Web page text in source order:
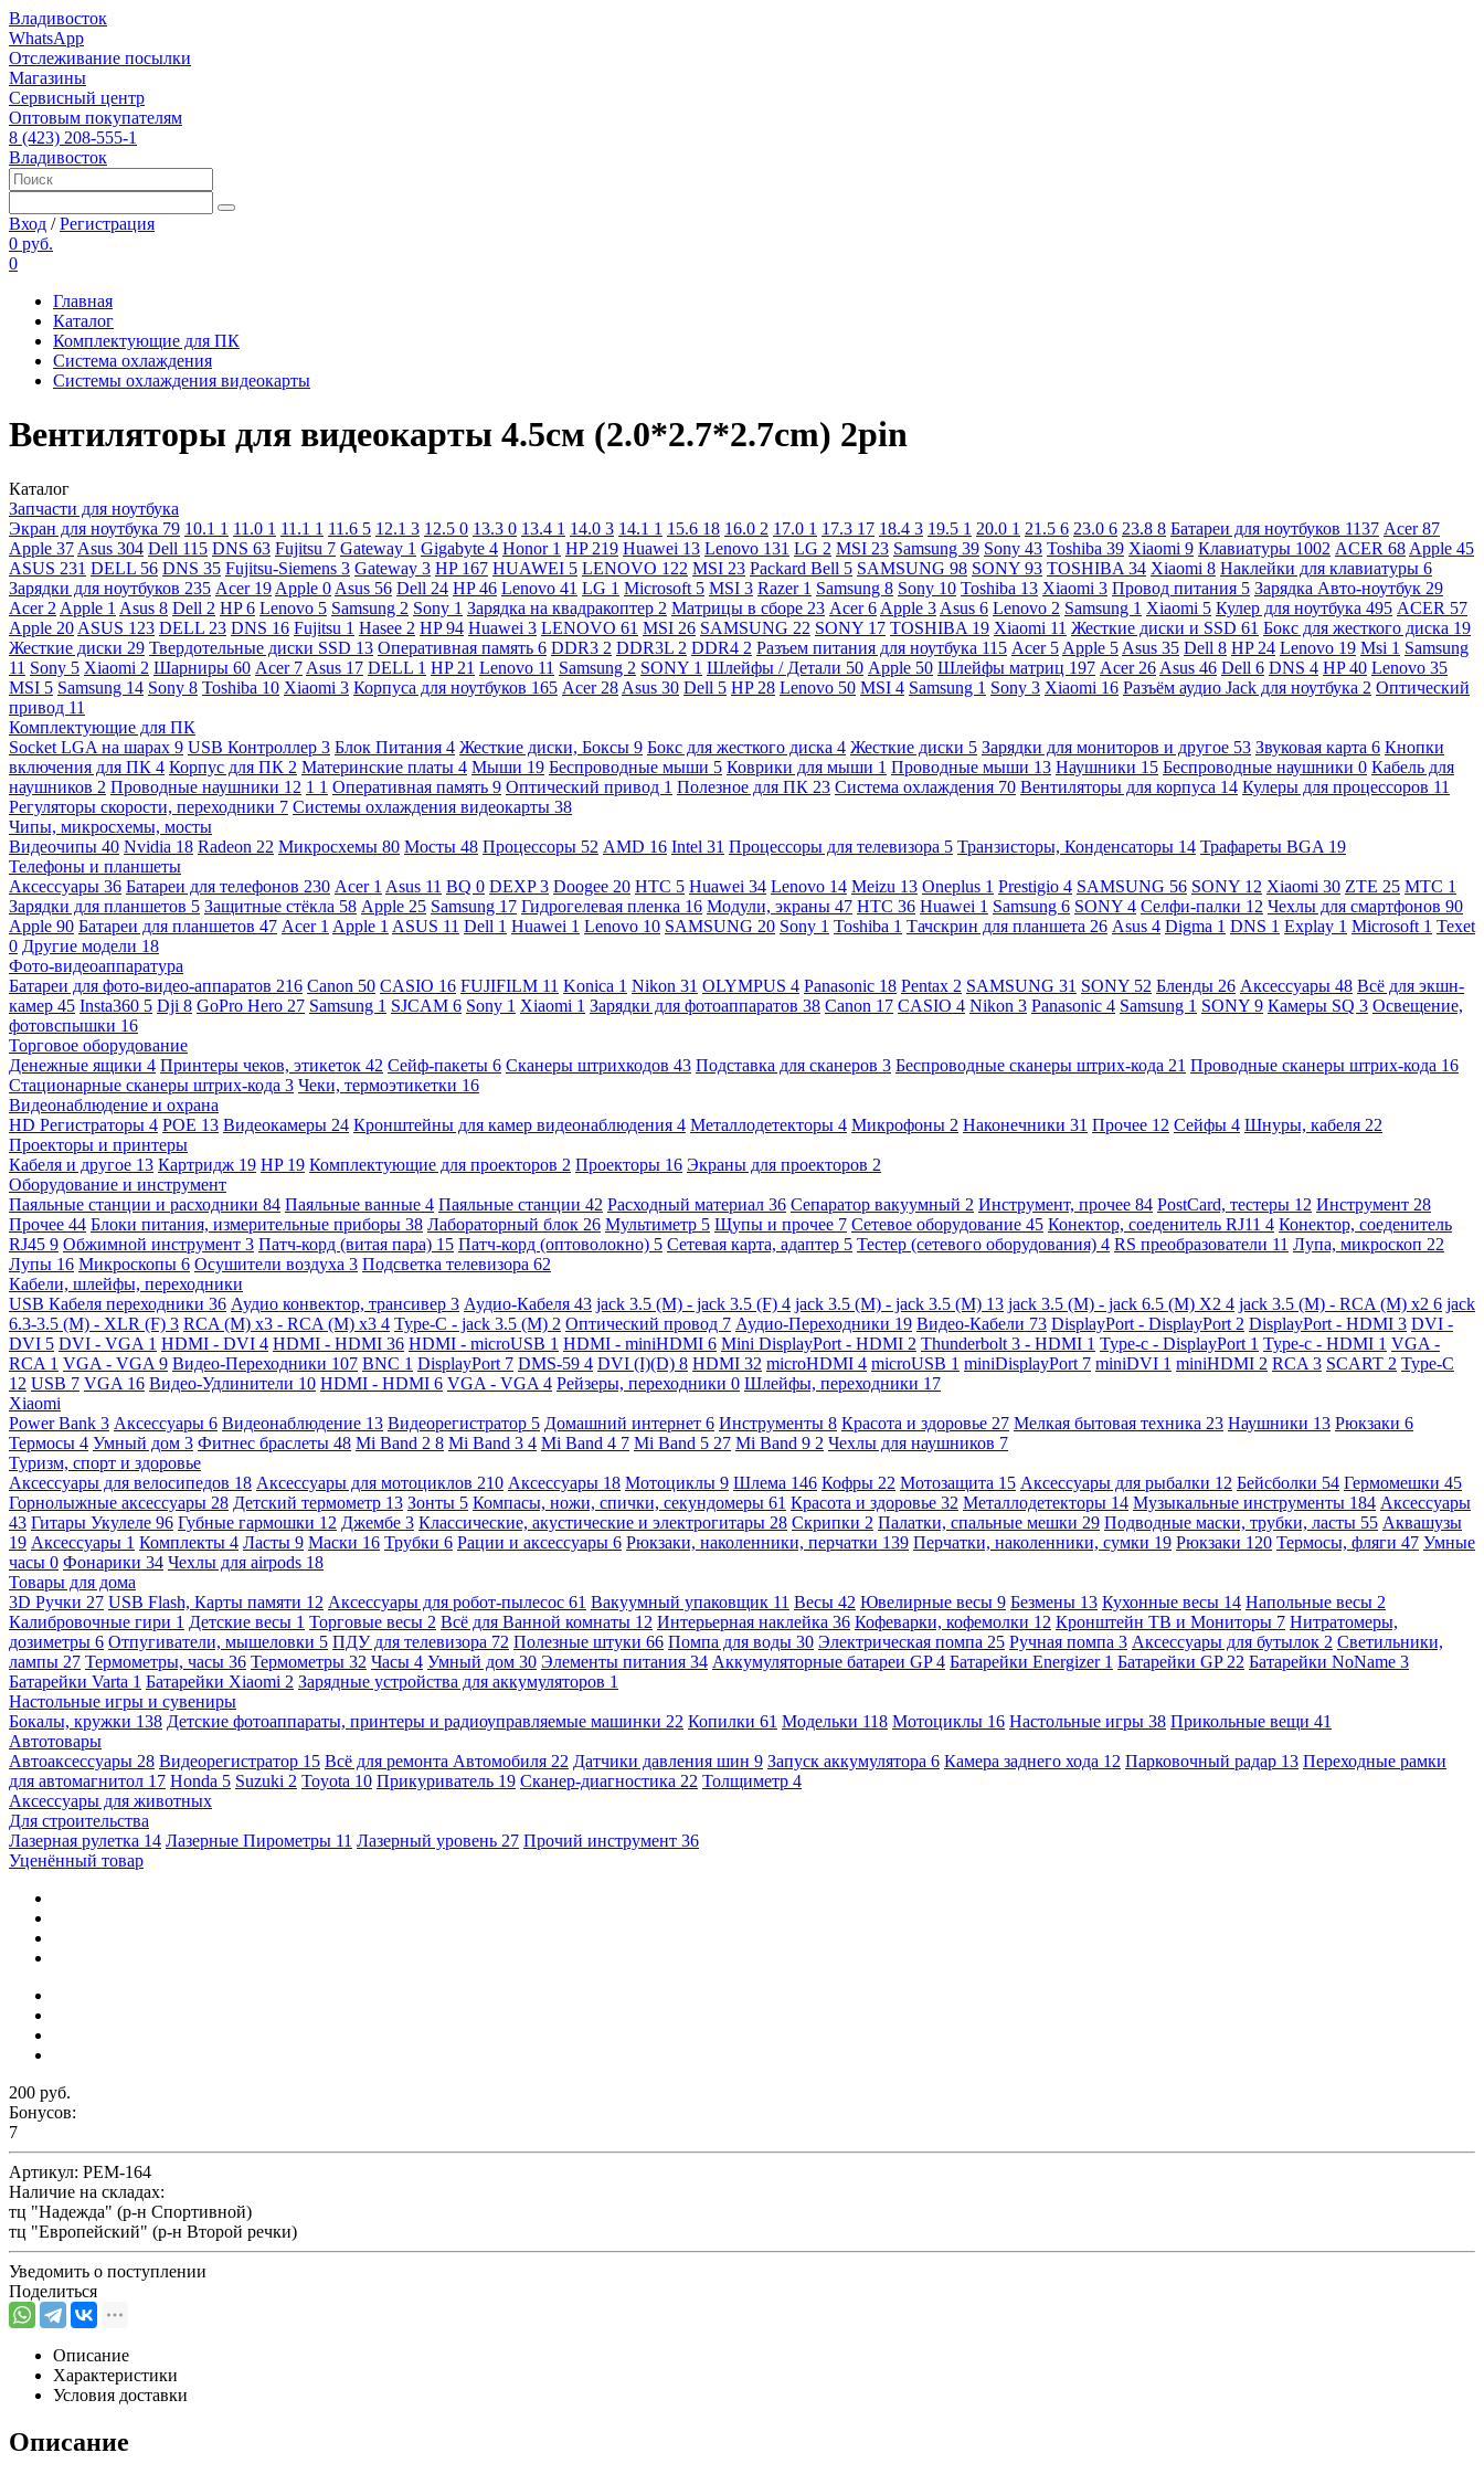
Владивосток
WhatsApp
Отслеживание посылки
Магазины
Сервисный центр
Оптовым покупателям
8 (423) 208-555-1
Владивосток
Вход /Регистрация
0 руб.
0
Главная
Каталог
Комплектующие для ПК
Система охлаждения
Системы охлаждения видеокарты
Вентиляторы для видеокарты 4.5см (2.0*2.7*2.7cm) 2pin
Каталог
Запчасти для ноутбука
Экран для ноутбука 79 10.1 1 11.0 1 11.1 1 11.6 5 12.1 3 12.5 0 13.3 0 13.4 1 14.0 3 14.1 1 15.6 18 16.0 2 17.0 1 17.3 17 18.4 3 19.5 1 20.0 1 21.5 6 23.0 6 23.8 8 Батареи для ноутбуков 1137 Acer87
Apple 37 Asus 304 Dell 115 DNS 63 Fujitsu 7 Gateway 1 Gigabyte 4 Honor 1 HP 219 Huawei 13 Lenovo 131 LG 2 MSI 23 Samsung 39 Sony 43 Toshiba 39 Xiaomi 9 Клавиатуры 1002 ACER 68 Apple 45
ASUS 231 DELL 56 DNS 35 Fujitsu-Siemens 3 Gateway 3 HP 167 HUAWEI 5 LENOVO 122 MSI 23 Packard Bell 5 SAMSUNG 98 SONY 93 TOSHIBA 34 Xiaomi 8 Наклейки для клавиатуры 6
Зарядки для ноутбуков 235 Acer 19 Apple 0 Asus 56 Dell 24 HP46 Lenovo 41 LG 1 Microsoft 5 MSI 3 Razer 1 Samsung 8 Sony 10 Toshiba 13 Xiaomi 3 Провод питания 5 Зарядка Авто-ноутбук 29
Acer 2 Apple 1 Asus 8 Dell 2 HP6 Lenovo 5 Samsung 2 Sony 1 Зарядка на квадракоптер 2 Матрицы в сборе 23 Acer6 Apple 3 Asus 6 Lenovo 2 Samsung 1 Xiaomi 5 Кулер для ноутбука 495 ACER 57
Apple 20 ASUS 123 DELL 23 DNS 16 Fujitsu 1 Hasee 2 HP94 Huawei 3 LENOVO 61 MSI 26 SAMSUNG 22 SONY 17 TOSHIBA 19 Xiaomi 11 Жесткие диски и SSD 61 Бокс для жесткого диска 19
Жесткие диски 29 Твердотельные диски SSD 13 Оперативная память 6 DDR3 2 DDR3L 2 DDR4 2 Разъем питания для ноутбука 115 Acer 5 Apple 5 Asus 35 Dell 8 HP 24 Lenovo 19 Msi 1 Samsung
11 Sony 5 Xiaomi 2 Шарниры 60 Acer 7 Asus 17 DELL 1 HP 21 Lenovo 11 Samsung 2 SONY 1 Шлейфы / Детали 50 Apple 50 Шлейфы матриц 197 Acer 26 Asus 46 Dell 6 DNS 4 HP40 Lenovo 35
MSI 5 Samsung 14 Sony 8 Toshiba 10 Xiaomi 3 Корпуса для ноутбуков 165 Acer 28 Asus 30 Dell 5 HP 28 Lenovo 50 MSI 4 Samsung 1 Sony 3 Xiaomi 16 Разъём аудио Jack для ноутбука 2 Оптический
привод 11
Комплектующие для ПК
Socket LGA на шарах 9 USB Контроллер 3 Блок Питания 4 Жесткие диски, Боксы 9 Бокс для жесткого диска 4 Жесткие диски 5 Зарядки для мониторов и другое 53 Звуковая карта 6 Кнопки
включения для ПК 4 Корпус для ПК 2 Материнские платы 4 Мыши 19 Беспроводные мыши 5 Коврики для мыши 1 Проводные мыши 13 Наушники 15 Беспроводные наушники 0 Кабель для
наушников 2 Проводные наушники 12 1 1 Оперативная память 9 Оптический привод 1 Полезное для ПК 23 Система охлаждения 70 Вентиляторы для корпуса 14 Кулеры для процессоров 11
Регуляторы скорости, переходники 7 Системы охлаждения видеокарты 38
Чипы, микросхемы, мосты
Видеочипы 40 Nvidia 18 Radeon 22 Микросхемы 80 Мосты 48 Процессоры 52 AMD 16 Intel 31 Процессоры для телевизора 5 Транзисторы, Конденсаторы 14 Трафареты BGA 19
Телефоны и планшеты
Аксессуары 36 Батареи для телефонов 230 Acer 1 Asus 11 BQ 0 DEXP3 Doogee 20 HTC 5 Huawei 34 Lenovo 14 Meizu 13 Oneplus 1 Prestigio 4 SAMSUNG 56 SONY 12 Xiaomi 30 ZTE 25 МТС 1
Зарядки для планшетов 5 Защитные стёкла 58 Apple 25 Samsung 17 Гидрогелевая пленка 16 Модули, экраны 47 HTC 36 Huawei 1 Samsung 6 SONY 4 Селфи-палки 12 Чехлы для смартфонов 90
Apple 90 Батареи для планшетов 47 Acer 1 Apple 1 ASUS 11 Dell 1 Huawei 1 Lenovo 10 SAMSUNG 20 Sony 1 Toshiba 1 Тачскрин для планшета 26 Asus 4 Digma 1 DNS 1 Explay 1 Microsoft 1 Texet
0 Другие модели 18
Фото-видеоаппаратура
Батареи для фото-видео-аппаратов 216 Canon 50 CASIO 16 FUJIFILM 11 Konica 1 Nikon 31 OLYMPUS 4 Panasonic 18 Pentax 2 SAMSUNG 31 SONY 52 Бленды 26 Аксессуары 48 Всё для экшн-
камер 45 Insta360 5 Dji 8 GoPro Hero 27 Samsung 1 SJCAM 6 Sony 1 Xiaomi 1 Зарядки для фотоаппаратов 38 Canon 17 CASIO 4 Nikon 3 Panasonic 4 Samsung 1 SONY 9 Камеры SQ 3 Освещение,
фотовспышки 16
Торговое оборудование
Денежные ящики 4 Принтеры чеков, этикеток 42 Сейф-пакеты 6 Сканеры штрихкодов 43 Подставка для сканеров 3 Беспроводные сканеры штрих-кода 21 Проводные сканеры штрих-кода 16
Стационарные сканеры штрих-кода 3 Чеки, термоэтикетки 16
Видеонаблюдение и охрана
HD Регистраторы 4 POE 13 Видеокамеры 24 Кронштейны для камер видеонаблюдения 4 Металлодетекторы 4 Микрофоны 2 Наконечники 31 Прочее 12 Сейфы 4 Шнуры, кабеля 22
Проекторы и принтеры
Кабеля и другое 13 Картридж 19 HP 19 Комплектующие для проекторов 2 Проекторы 16 Экраны для проекторов 2
Оборудование и инструмент
Паяльные станции и расходники 84 Паяльные ванные 4 Паяльные станции 42 Расходный материал 36 Сепаратор вакуумный 2 Инструмент, прочее 84 PostCard, тестеры 12 Инструмент 28
Прочее 44 Блоки питания, измерительные приборы 38 Лабораторный блок 26 Мультиметр 5 Щупы и прочее 7 Сетевое оборудование 45 Конектор, соеденитель RJ11 4 Конектор, соеденитель
RJ45 9 Обжимной инструмент 3 Патч-корд (витая пара) 15 Патч-корд (оптоволокно) 5 Сетевая карта, адаптер 5 Тестер (сетевого оборудования) 4 RS преобразователи 11 Лупа, микроскоп 22
Лупы 16 Микроскопы 6 Осушители воздуха 3 Подсветка телевизора 62
Кабели, шлейфы, переходники
USB Кабеля переходники 36 Аудио конвектор, трансивер 3 Аудио-Кабеля 43 jack 3.5 (M) - jack 3.5 (F) 4 jack 3.5 (M) - jack 3.5 (M) 13 jack 3.5 (M) - jack 6.5 (M) X2 4 jack 3.5 (M) - RCA (M) x2 6 jack
6.3-3.5 (M) - XLR (F) 3 RCA (M) x3 - RCA (M) x3 4 Type-C - jack 3.5 (M) 2 Оптический провод 7 Аудио-Переходники 19 Видео-Кабели 73 DisplayPort - DisplayPort 2 DisplayPort - HDMI 3 DVI -
DVI 5 DVI - VGA 1 HDMI - DVI 4 HDMI - HDMI 36 HDMI - microUSB 1 HDMI - miniHDMI 6 Mini DisplayPort - HDMI 2 Thunderbolt 3 - HDMI 1 Type-c - DisplayPort 1 Type-c - HDMI 1 VGA -
RCA 1 VGA - VGA 9 Видео-Переходники 107 BNC 1 DisplayPort 7 DMS-59 4 DVI (I)(D) 8 HDMI 32 microHDMI 4 microUSB 1 miniDisplayPort 7 miniDVI 1 miniHDMI 2 RCA 3 SCART 2 Type-C
12 USB 7 VGA 16 Видео-Удлинители 10 HDMI - HDMI 6 VGA - VGA 4 Рейзеры, переходники 0 Шлейфы, переходники 17
Xiaomi
Power Bank 3 Аксессуары 6 Видеонаблюдение 13 Видеорегистратор 5 Домашний интернет 6 Инструменты 8 Красота и здоровье 27 Мелкая бытовая техника 23 Наушники 13 Рюкзаки 6
Термосы 4 Умный дом 3 Фитнес браслеты 48 Mi Band 2 8 Mi Band 3 4 Mi Band 4 7 Mi Band 5 27 Mi Band 9 2 Чехлы для наушников 7
Туризм, спорт и здоровье
Аксессуары для велосипедов 18 Аксессуары для мотоциклов 210 Аксессуары 18 Мотоциклы 9 Шлема 146 Кофры 22 Мотозащита 15 Аксессуары для рыбалки 12 Бейсболки 54 Гермомешки 45
Горнолыжные аксессуары 28 Детский термометр 13 Зонты 5 Компасы, ножи, спички, секундомеры 61 Красота и здоровье 32 Металлодетекторы 14 Музыкальные инструменты 184 Аксессуары
43 Гитары Укулеле 96 Губные гармошки 12 Джембе 3 Классические, акустические и электрогитары 28 Скрипки 2 Палатки, спальные мешки 29 Подводные маски, трубки, ласты 55 Аквашузы
19 Аксессуары 1 Комплекты 4 Ласты 9 Маски 16 Трубки 6 Рации и аксессуары 6 Рюкзаки, наколенники, перчатки 139 Перчатки, наколенники, сумки 19 Рюкзаки 120 Термосы, фляги 47 Умные
часы 0 Фонарики 34 Чехлы для airpods 18
Товары для дома
3D Ручки 27 USB Flash, Карты памяти 12 Аксессуары для робот-пылесос 61 Вакуумный упаковщик 11 Весы 42 Ювелирные весы 9 Безмены 13 Кухонные весы 14 Напольные весы 2
Калибровочные гири 1 Детские весы 1 Торговые весы 2 Всё для Ванной комнаты 12 Интерьерная наклейка 36 Кофеварки, кофемолки 12 Кронштейн ТВ и Мониторы 7 Нитратомеры,
дозиметры 6 Отпугиватели, мышеловки 5 ПДУ для телевизора 72 Полезные штуки 66 Помпа для воды 30 Электрическая помпа 25 Ручная помпа 3 Аксессуары для бутылок 2 Светильники,
лампы 27 Термометры, часы 36 Термометры 32 Часы 4 Умный дом 30 Элементы питания 34 Аккумуляторные батареи GP4 Батарейки Energizer 1 Батарейки GP 22 Батарейки NoName 3
Батарейки Varta 1 Батарейки Xiaomi 2 Зарядные устройства для аккумуляторов 1
Настольные игры и сувениры
Бокалы, кружки 138 Детские фотоаппараты, принтеры и радиоуправляемые машинки 22 Копилки 61 Модельки 118 Мотоциклы 16 Настольные игры 38 Прикольные вещи 41
Автотовары
Автоаксессуары 28 Видеорегистратор 15 Всё для ремонта Автомобиля 22 Датчики давления шин 9 Запуск аккумулятора 6 Камера заднего хода 12 Парковочный радар 13 Переходные рамки
для автомагнитол 17 Honda 5 Suzuki 2 Toyota 10 Прикуриватель 19 Сканер-диагностика 22 Толщиметр 4
Аксессуары для животных
Для строительства
Лазерная рулетка 14 Лазерные Пирометры 11 Лазерный уровень 27 Прочий инструмент 36
Уценённый товар
200 руб.
Бонусов:
7
Артикул: РЕМ-164
Наличие на складах:
тц "Надежда" (р-н Спортивной)
тц "Европейский" (р-н Второй речки)
Уведомить о поступлении
Поделиться
Описание
Характеристики
Условия доставки
Описание